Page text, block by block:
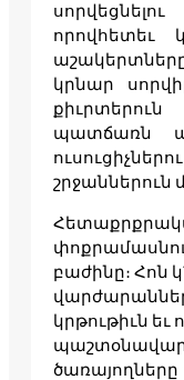
որովհետեւ
կրնար
պատճառն
շրջաններուն
բաժինը։ Հոն
կրթութիւն